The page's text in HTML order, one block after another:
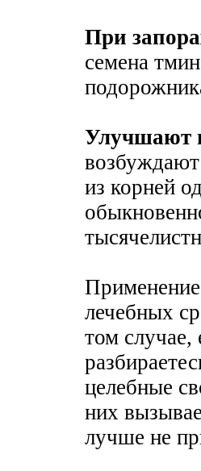
При
семена
Улучшают
из корней
Применение
лечебных
том
целебные
них
лучше не